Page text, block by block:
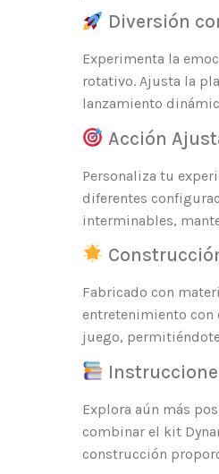
Diversión
Experimenta la
rotativo. Ajusta la
lanzamiento
Acción
Personaliza tu
diferentes
interminables,
Fabricado con
entretenimiento con
juego,
Explora aún más
combinar el kit
construcción